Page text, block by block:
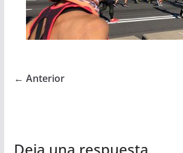
← Anterior
Deja una respuesta